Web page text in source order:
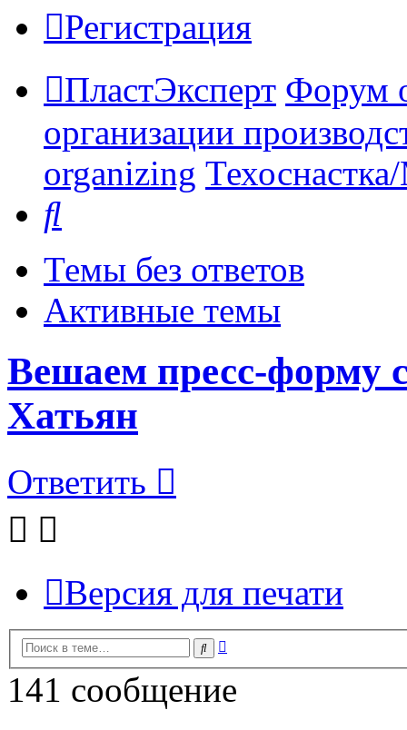
Регистрация
ПластЭксперт Форум
организации
organizing
Темы без ответов
Активные темы
Вешаем пресс-форму
Хатьян
Ответить
Версия для печати
Поиск
141 сообщение